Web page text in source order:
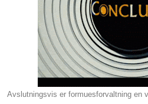
Avslutningsvis er formuesforvaltning en